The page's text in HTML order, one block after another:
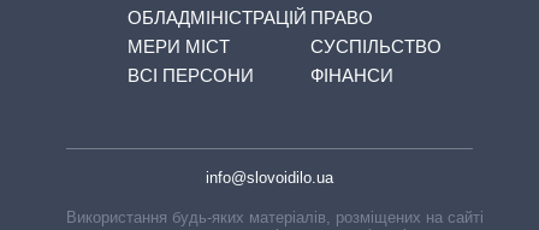
ОБЛАДМІНІСТРАЦІЙ
МЕРИ МІСТ
ВСІ ПЕРСОНИ
ПРАВО
СУСПІЛЬСТВО
ФІНАНСИ
info@slovoidilo.ua
Використання будь-яких матеріалів, розміщених на сайті,